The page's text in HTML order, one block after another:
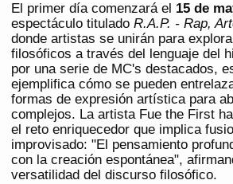
El primer día comenzará el 15 de
espectáculo titulado R.A.P. - Rap,
donde artistas se unirán para
filosóficos a través del lenguaje del
por una serie de MC's destacados,
ejemplifica cómo se pueden
formas de expresión artística para
complejos. La artista Fue the First
el reto enriquecedor que implica
improvisado: "El pensamiento
con la creación espontánea",
versatilidad del discurso filosófico.